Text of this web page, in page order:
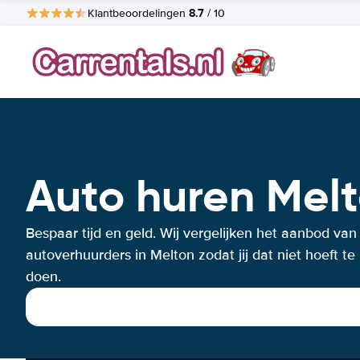
Klantbeoordelingen 8.7 / 10
Auto huren
Bespaar tijd en geld. Wij vergelijken het aanbod van
autoverhuurders in Melton zodat jij dat niet hoeft te
doen.